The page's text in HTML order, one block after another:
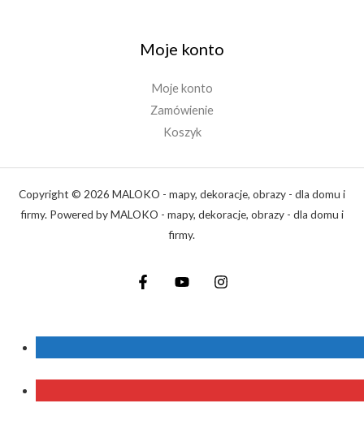
Moje konto
Moje konto
Zamówienie
Koszyk
Copyright © 2026 MALOKO - mapy, dekoracje, obrazy - dla domu i
firmy. Powered by MALOKO - mapy, dekoracje, obrazy - dla domu i
firmy.